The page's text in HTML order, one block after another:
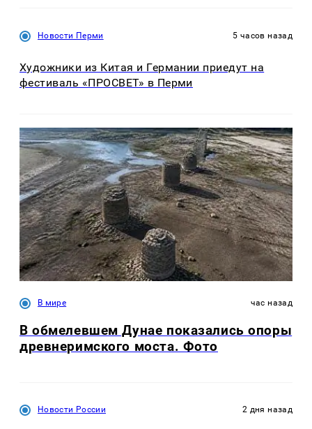
Новости Перми 5 часов назад
Художники из Китая и Германии приедут на
фестиваль «ПРОСВЕТ» в Перми
В мире час назад
В обмелевшем Дунае показались опоры
древнеримского моста. Фото
Новости России 2 дня назад